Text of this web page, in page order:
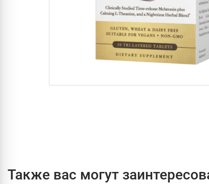
Также вас могут